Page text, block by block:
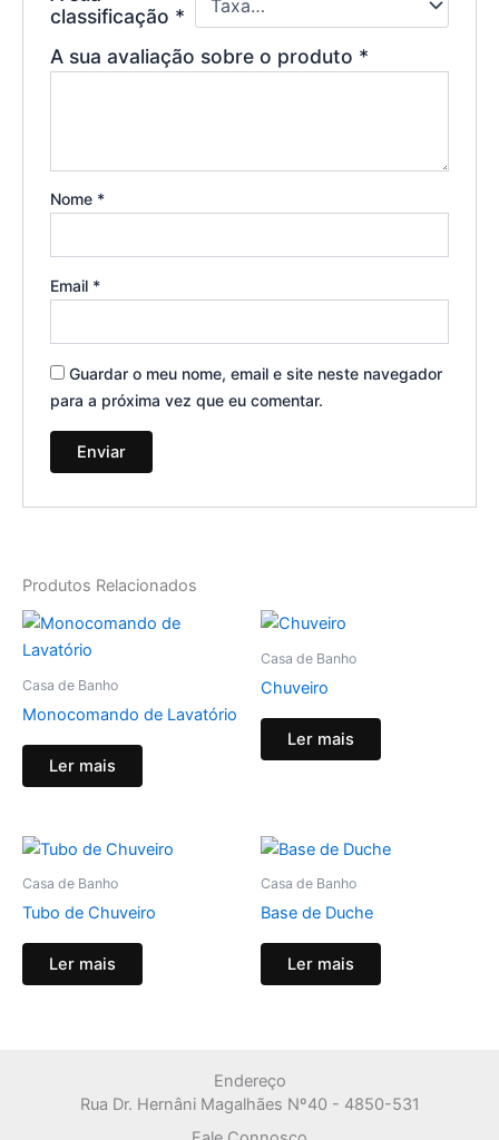
classificação *
A sua avaliação sobre o produto *
Nome *
Email *
Guardar o meu nome, email e site neste navegador
para a próxima vez que eu comentar.
Produtos Relacionados
Casa de Banho
Monocomando de Lavatório
Ler mais
Casa de Banho
Chuveiro
Ler mais
Casa de Banho
Tubo de Chuveiro
Ler mais
Casa de Banho
Base de Duche
Ler mais
Endereço
Rua Dr. Hernâni Magalhães Nº40 - 4850-531